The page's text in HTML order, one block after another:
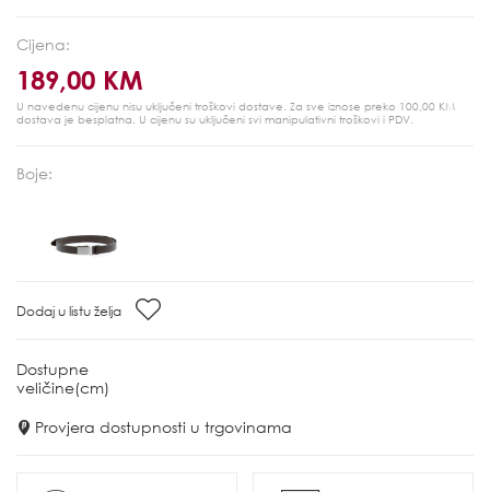
Cijena:
189,00 KM
U navedenu cijenu nisu uključeni troškovi dostave. Za sve iznose preko 100,00 KM
dostava je besplatna. U cijenu su uključeni svi manipulativni troškovi i PDV.
Boje:
Dodaj u listu želja
Dostupne
veličine(cm)
Provjera dostupnosti u trgovinama